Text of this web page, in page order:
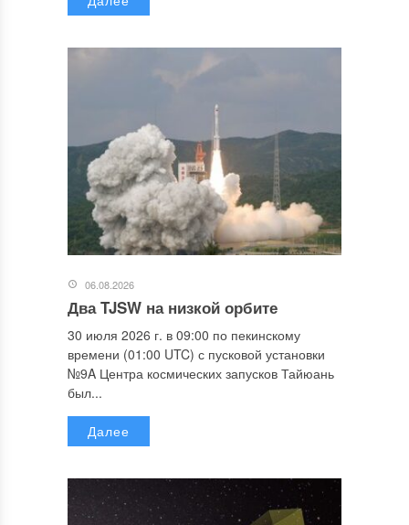
06.08.2026
Два TJSW на низкой орбите
30 июля 2026 г. в 09:00 по пекинскому
времени (01:00 UTC) с пусковой установки
№9A Центра космических запусков Тайюань
был...
Далее